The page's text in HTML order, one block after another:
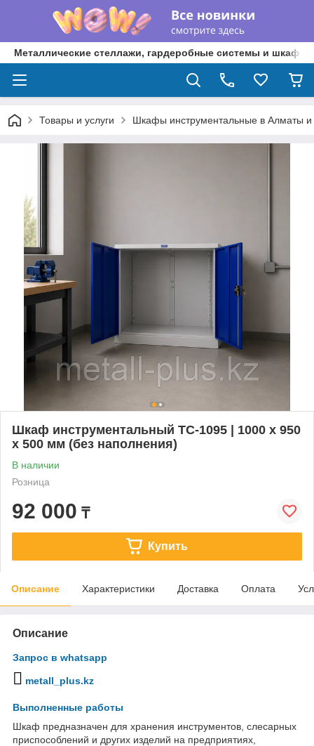
Металлические стеллажи, гардеробные системы и шкафы
Товары и услуги Шкафы инструментальные в Алматы и
Шкаф инструментальный TC-1095 | 1000 x 950
x 500 мм (без наполнения)
В наличии
Розница
92 000 ₸
Купить
Описание Характеристики Доставка Оплата
Описание
Запрос в whatsapp
metall_plus.kz
Выполненные работы
Шкаф предназначен для хранения инструментов, слесарных
приспособлений и других изделий на предприятиях,